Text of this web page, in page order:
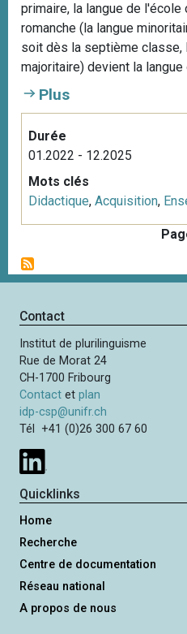
primaire, la langue de
romanche (la langue
soit dès la septième classe,
majoritaire) devient la
Plus
Durée
01.2022 - 12.2025
Mots clés
Didactique, Acquisition,
g
i
a
t
i
o
n
Contact
Institut de plurilinguisme
Rue de Morat 24
CH-1700 Fribourg
Contact etplan
idp-csp@unifr.ch
Tél +41 (0)26 300 67 60
Quicklinks
Home
Recherche
Centre de documentation
Réseau national
A propos de nous